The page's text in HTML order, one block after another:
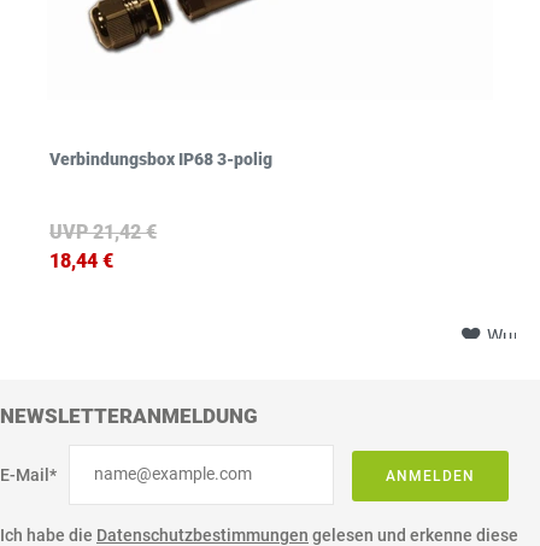
Verbindungsbox IP68 3-polig
UVP 21,42 €
18,44 €
NEWSLETTERANMELDUNG
E-Mail* ANMELDEN
Ich habe die Datenschutzbestimmungen gelesen und erkenne diese